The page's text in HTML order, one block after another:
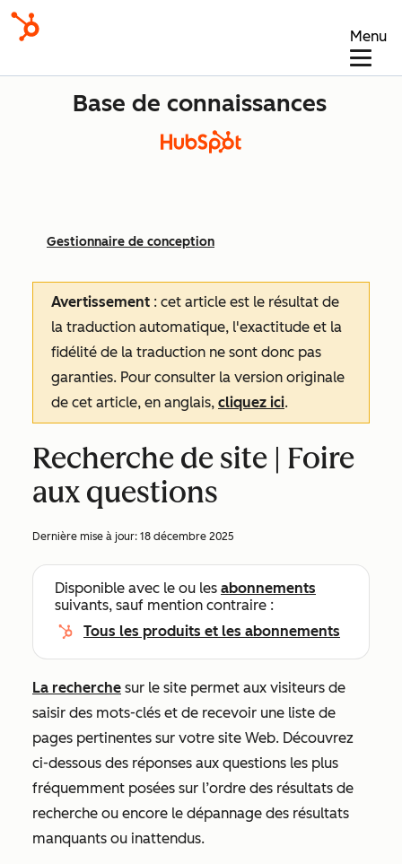
Menu
Base de connaissances
Gestionnaire de conception
Avertissement : cet article est le résultat de
la traduction automatique, l'exactitude et la
fidélité de la traduction ne sont donc pas
garanties. Pour consulter la version originale
de cet article, en anglais, cliquez ici.
Recherche de site | Foire
aux questions
Dernière mise à jour: 18 décembre 2025
Disponible avec le ou les abonnements
suivants, sauf mention contraire :
Tous les produits et les abonnements
La recherche sur le site permet aux visiteurs de
saisir des mots-clés et de recevoir une liste de
pages pertinentes sur votre site Web. Découvrez
ci-dessous des réponses aux questions les plus
fréquemment posées sur l’ordre des résultats de
recherche ou encore le dépannage des résultats
manquants ou inattendus.